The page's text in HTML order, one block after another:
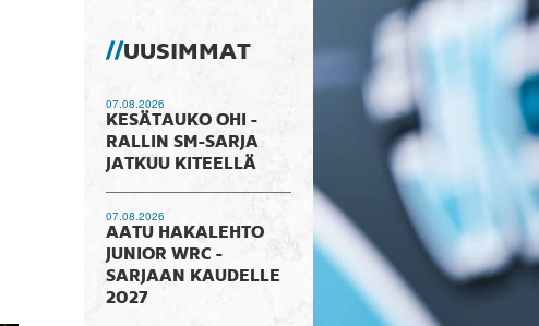
UUSIMMAT
07.08.2026
KESÄTAUKO OHI -
RALLIN SM-SARJA
JATKUU KITEELLÄ
07.08.2026
AATU HAKALEHTO
JUNIOR WRC -
SARJAAN KAUDELLE
2027